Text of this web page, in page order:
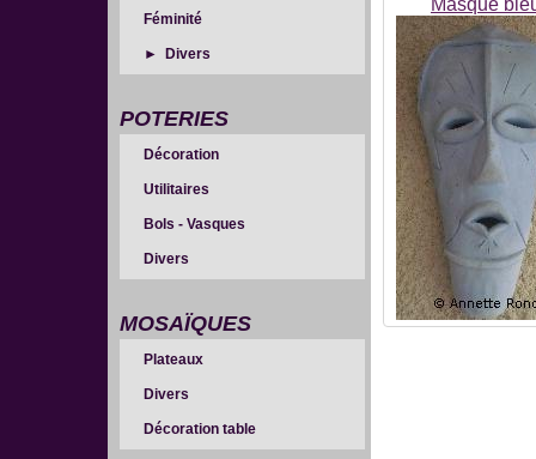
Féminité
Divers
POTERIES
Décoration
Utilitaires
Bols - Vasques
Divers
MOSAÏQUES
Plateaux
Divers
Décoration table
Masque